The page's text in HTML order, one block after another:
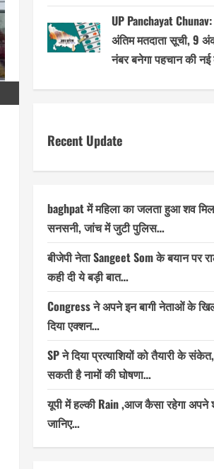
UP Panchayat
अंतिम मतदाता सूची, 9
नंबर बनेगा पहचान की
Recent Update
baghpat में महिला का जलता हुआ शव
सनसनी, जांच में जुटी पुलिस…
बीजेपी नेता Sangeet Som के बयान पर
कही दी ये बड़ी बात…
Congress ने अपने इन बागी नेताओं के
दिया एक्शन…
SP ने दिया प्रत्याशियों को तैयारी के
सकती है नामों की घोषणा…
यूपी में हल्की Rain ,आज कैसा रहेगा अपने
जानिए…